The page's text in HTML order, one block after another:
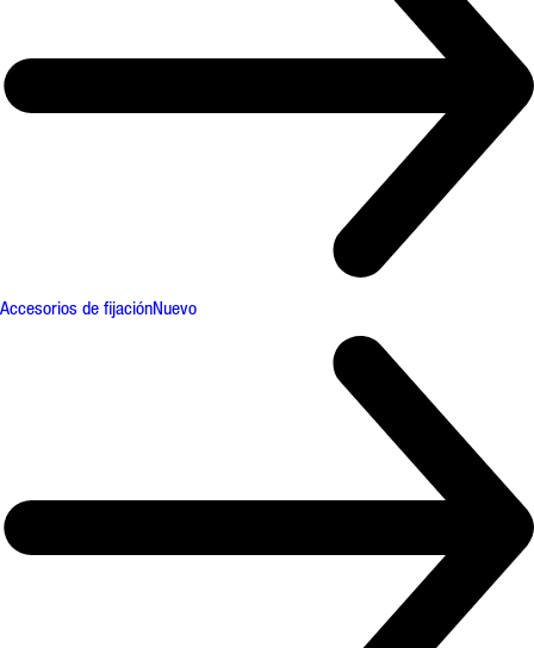
Accesorios de fijaciónNuevo